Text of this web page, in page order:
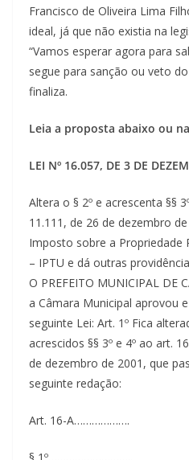
Francisco de Oliveira Lima
ideal, já que não existia na
“Vamos esperar agora para
segue para sanção ou veto
finaliza.
Leia a proposta abaixo ou na
LEI Nº 16.057, DE 3 DE
Altera o § 2º e acrescenta §§
11.111, de 26 de dezembro
Imposto sobre a Propriedade
– IPTU e dá outras
O PREFEITO MUNICIPAL DE
a Câmara Municipal aprovou
seguinte Lei: Art. 1º Fica
acrescidos §§ 3º e 4º ao art.
de dezembro de 2001, que
seguinte redação:
Art. 16-A……………….